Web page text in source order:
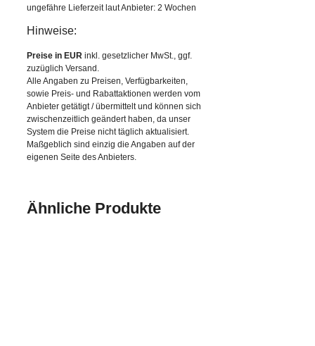
ungefähre Lieferzeit laut Anbieter: 2 Wochen
Hinweise:
Preise in EUR inkl. gesetzlicher MwSt., ggf.
zuzüglich Versand.
Alle Angaben zu Preisen, Verfügbarkeiten,
sowie Preis- und Rabattaktionen werden vom
Anbieter getätigt / übermittelt und können sich
zwischenzeitlich geändert haben, da unser
System die Preise nicht täglich aktualisiert.
Maßgeblich sind einzig die Angaben auf der
eigenen Seite des Anbieters.
Ähnliche Produkte